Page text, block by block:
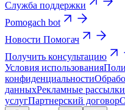
Служба поддержки
Pomogach bot
Новости Помогач
Получить консультацию
Условия использования
конфиденциальности
данныхРекламные рассылки
услугПартнерский договор